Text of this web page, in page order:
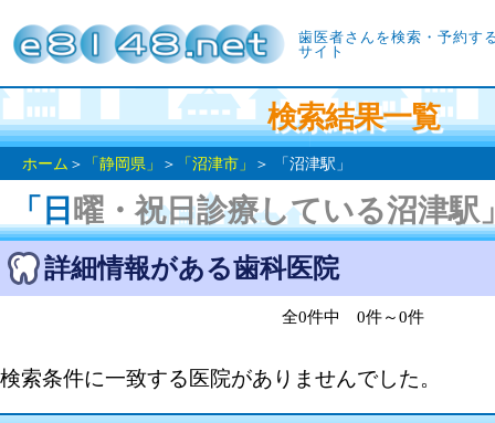
歯医者さんを検索・予約す
サイト
検索結果一覧
ホーム ＞ 「静岡県」 ＞ 「沼津市」 ＞ 「沼津駅」
「日曜・祝日診療している沼津駅
詳細情報がある歯科医院
全0件中 0件～0件
検索条件に一致する医院がありませんでした。